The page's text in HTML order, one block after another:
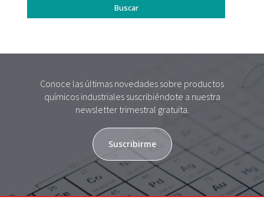
Conoce las últimas novedades sobre productos
químicos industriales suscribiéndote a nuestra
newsletter trimestral gratuita.
Suscribirme